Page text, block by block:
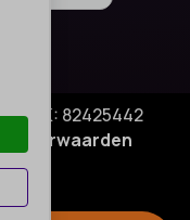
KVK: 82425442
voorwaarden